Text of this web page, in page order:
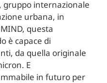
gruppo internazionale
urbana, in
questa
è capace di
da quella originale
E
in futuro per